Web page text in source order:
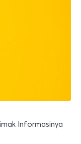
Informasinya